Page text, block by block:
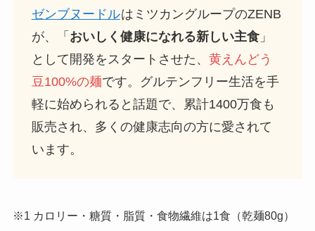
ゼンブヌードルはミツカングループのZENB
が、「 おいしく健康になれる新しい主食」
として開発をスタートさせた、 黄えんどう
豆100%の麺です。グルテンフリー生活を手
軽に始められると話題で、累計1400万食も
販売され、多くの健康志向の方に愛されて
います。
※1 カロリー・糖質・脂質・食物繊維は1食（乾麺80g）